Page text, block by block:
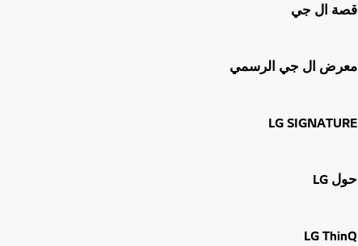
قصة ال جي
معرض ال جي الرسمي
LG SIGNATURE
حول LG
LG ThinQ